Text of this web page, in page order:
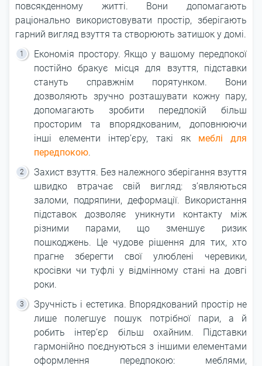
повсякденному житті. Вони допомагають
раціонально використовувати простір, зберігають
гарний вигляд взуття та створюють затишок у домі.
Економія простору. Якщо у вашому передпокої
постійно бракує місця для взуття, підставки
стануть справжнім порятунком. Вони
дозволяють зручно розташувати кожну пару,
допомагають зробити передпокій більш
просторим та впорядкованим, доповнюючи
інші елементи інтер’єру, такі як меблі для
передпокою.
Захист взуття. Без належного зберігання взуття
швидко втрачає свій вигляд: з’являються
заломи, подряпини, деформації. Використання
підставок дозволяє уникнути контакту між
різними парами, що зменшує ризик
пошкоджень. Це чудове рішення для тих, хто
прагне зберегти свої улюблені черевики,
кросівки чи туфлі у відмінному стані на довгі
роки.
Зручність і естетика. Впорядкований простір не
лише полегшує пошук потрібної пари, а й
робить інтер’єр більш охайним. Підставки
гармонійно поєднуються з іншими елементами
оформлення передпокою: меблями,